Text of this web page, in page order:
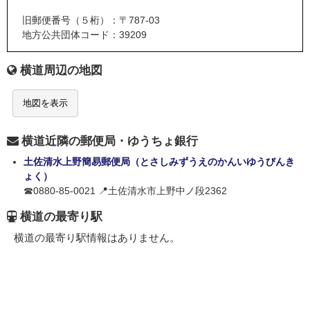
旧郵便番号（５桁）：〒787-03
地方公共団体コード：39209
横道周辺の地図
地図を表示
横道近隣の郵便局・ゆうちょ銀行
土佐清水上野簡易郵便局（とさしみずうえのかんいゆうびんき
ょく）
☎0880-85-0021 📍土佐清水市上野中ノ段2362
横道の最寄り駅
横道の最寄り駅情報はありません。